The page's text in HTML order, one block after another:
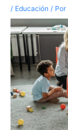
/ Educación / Por